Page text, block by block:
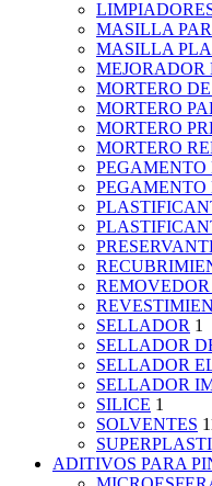
MASILLA
MASILLA
MEJORADOR
MORTERO
MORTERO
MORTERO
MORTERO
PEGAMENTO
PEGAMENTO
SELLADOR 1
SELLADOR
SELLADOR
SELLADOR
SILICE 1
SOLVENTES
ADITIVOS PARA